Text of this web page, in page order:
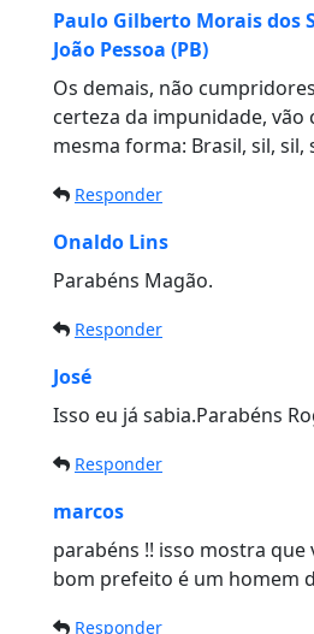
Paulo Gilberto Morais dos
João Pessoa (PB)
Os demais, não
certeza da impunidade,
mesma forma: Brasil, sil, sil,
Responder
Onaldo Lins
Parabéns Magão.
Responder
José
Isso eu já sabia.Parabéns
Responder
marcos
parabéns !! isso mostra que
bom prefeito é um homem
Responder